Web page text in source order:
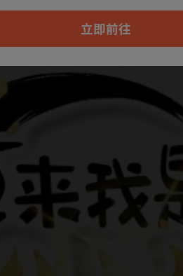
支持App阅读，可打开App新用
户7天免费看立即前往